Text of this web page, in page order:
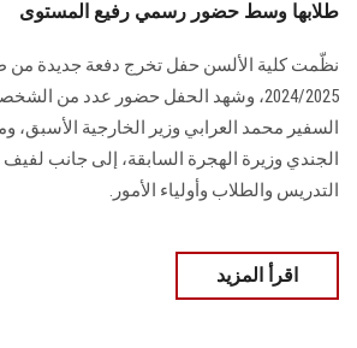
طلابها وسط حضور رسمي رفيع المستوى
نظّمت كلية الألسن حفل تخرج دفعة جديدة من
2024/2025، وشهد الحفل حضور عدد من
السفير محمد العرابي وزير الخارجية الأسبق،
الجندي وزيرة الهجرة السابقة، إلى جانب
التدريس والطلاب وأولياء الأمور.
اقرأ المزيد